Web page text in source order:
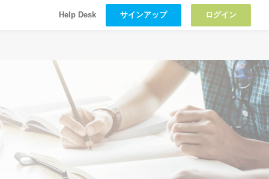
Help Desk サインアップ ログイン